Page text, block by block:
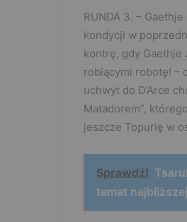
RUNDA 3. –
kondycji w
kontrę, gdy Gaethje
robiącymi robotę! –
uchwyt do D’Arce
Matadorem”,
jeszcze Topurię w
Sprawdź!
temat